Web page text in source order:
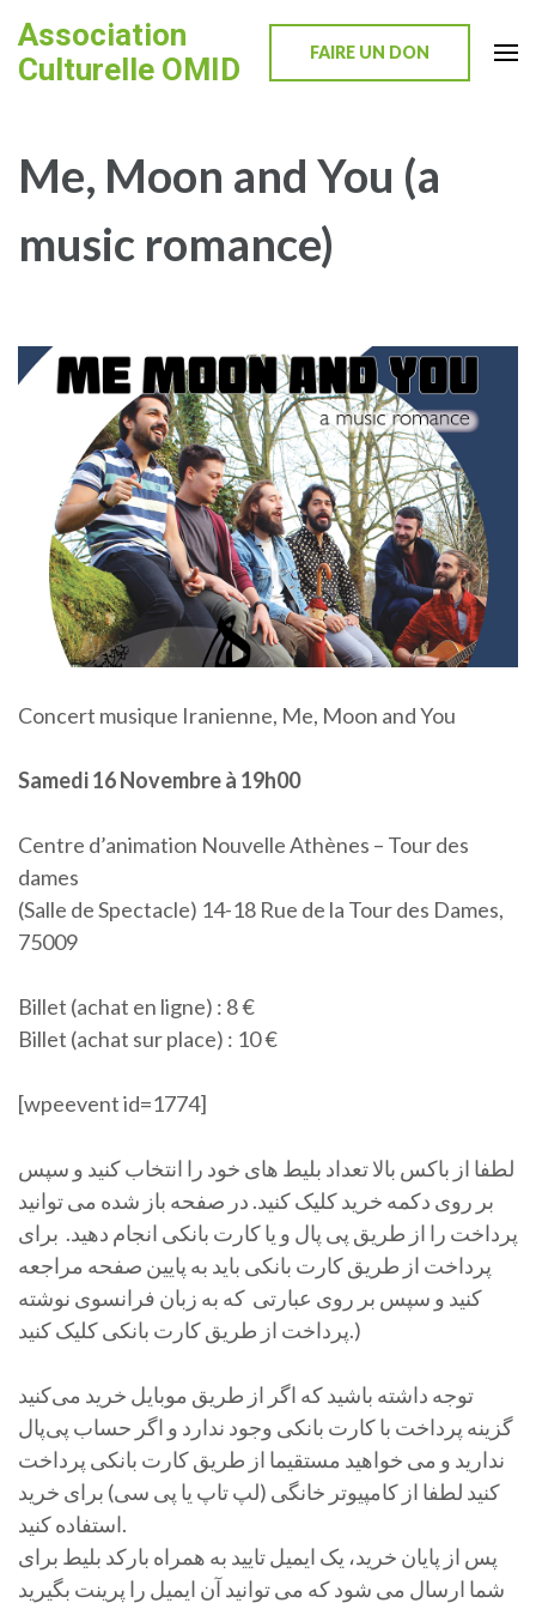
to
content
Association
Culturelle OMID
FAIRE UN DON
Me, Moon and You (a
music romance)
Concert musique Iranienne, Me, Moon and You
Samedi 16 Novembre à 19h00
Centre d’animation Nouvelle Athènes – Tour des
dames
(Salle de Spectacle) 14-18 Rue de la Tour des Dames,
75009
Billet (achat en ligne) : 8 €
Billet (achat sur place) : 10 €
[wpeevent id=1774]
لطفا از باکس بالا تعداد بلیط های خود را انتخاب کنید و سپس
بر روی دکمه خرید کلیک کنید. در صفحه باز شده می توانید
پرداخت را از طریق پی پال و یا کارت بانکی انجام دهید. برای
پرداخت از طریق کارت بانکی باید به پایین صفحه مراجعه
کنید و سپس بر روی عبارتی که به زبان فرانسوی نوشته
پرداخت از طریق کارت بانکی کلیک کنید.)
توجه داشته باشید که اگر از طریق موبایل خرید می‌کنید
گزینه پرداخت با کارت بانکی وجود ندارد و اگر حساب پی‌پال
ندارید و می خواهید مستقیما از طریق کارت بانکی پرداخت
کنید لطفا از کامپیوتر خانگی (لپ تاپ یا پی سی) برای خرید
استفاده کنید.
پس از پایان خرید، یک ایمیل تایید به همراه بارکد بلیط برای
شما ارسال می شود که می توانید آن ایمیل را پرینت بگیرید